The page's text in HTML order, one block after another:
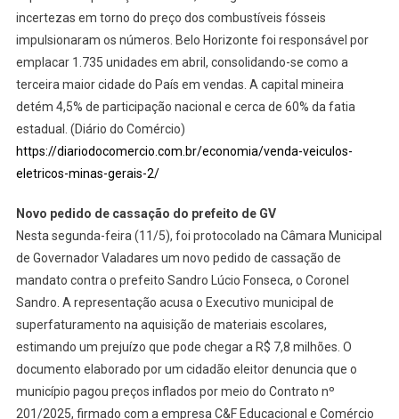
incertezas em torno do preço dos combustíveis fósseis
impulsionaram os números. Belo Horizonte foi responsável por
emplacar 1.735 unidades em abril, consolidando-se como a
terceira maior cidade do País em vendas. A capital mineira
detém 4,5% de participação nacional e cerca de 60% da fatia
estadual. (Diário do Comércio)
https://diariodocomercio.com.br/economia/venda-veiculos-
eletricos-minas-gerais-2/
Novo pedido de cassação do prefeito de GV
Nesta segunda-feira (11/5), foi protocolado na Câmara Municipal
de Governador Valadares um novo pedido de cassação de
mandato contra o prefeito Sandro Lúcio Fonseca, o Coronel
Sandro. A representação acusa o Executivo municipal de
superfaturamento na aquisição de materiais escolares,
estimando um prejuízo que pode chegar a R$ 7,8 milhões. O
documento elaborado por um cidadão eleitor denuncia que o
município pagou preços inflados por meio do Contrato nº
201/2025, firmado com a empresa C&F Educacional e Comércio